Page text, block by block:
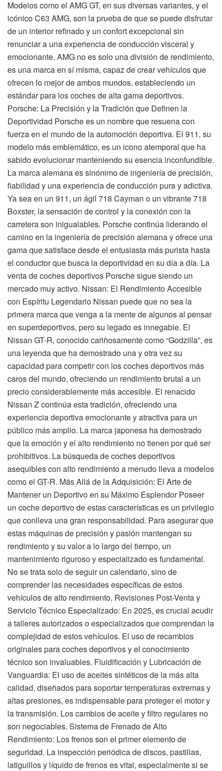
Modelos como el AMG GT, en sus diversas variantes, y el
icónico C63 AMG, son la prueba de que se puede disfrutar
de un interior refinado y un confort excepcional sin
renunciar a una experiencia de conducción visceral y
emocionante. AMG no es solo una división de rendimiento,
es una marca en sí misma, capaz de crear vehículos que
ofrecen lo mejor de ambos mundos, estableciendo un
estándar para los coches de alta gama deportivos.
Porsche: La Precisión y la Tradición que Definen la
Deportividad Porsche es un nombre que resuena con
fuerza en el mundo de la automoción deportiva. El 911, su
modelo más emblemático, es un icono atemporal que ha
sabido evolucionar manteniendo su esencia inconfundible.
La marca alemana es sinónimo de ingeniería de precisión,
fiabilidad y una experiencia de conducción pura y adictiva.
Ya sea en un 911, un ágil 718 Cayman o un vibrante 718
Boxster, la sensación de control y la conexión con la
carretera son inigualables. Porsche continúa liderando el
camino en la ingeniería de precisión alemana y ofrece una
gama que satisface desde el entusiasta más purista hasta
el conductor que busca la deportividad en su día a día. La
venta de coches deportivos Porsche sigue siendo un
mercado muy activo. Nissan: El Rendimiento Accesible
con Espíritu Legendario Nissan puede que no sea la
primera marca que venga a la mente de algunos al pensar
en superdeportivos, pero su legado es innegable. El
Nissan GT-R, conocido cariñosamente como “Godzilla”, es
una leyenda que ha demostrado una y otra vez su
capacidad para competir con los coches deportivos más
caros del mundo, ofreciendo un rendimiento brutal a un
precio considerablemente más accesible. El renacido
Nissan Z continúa esta tradición, ofreciendo una
experiencia deportiva emocionante y atractiva para un
público más amplio. La marca japonesa ha demostrado
que la emoción y el alto rendimiento no tienen por qué ser
prohibitivos. La búsqueda de coches deportivos
asequibles con alto rendimiento a menudo lleva a modelos
como el GT-R. Más Allá de la Adquisición: El Arte de
Mantener un Deportivo en su Máximo Esplendor Poseer
un coche deportivo de estas características es un privilegio
que conlleva una gran responsabilidad. Para asegurar que
estas máquinas de precisión y pasión mantengan su
rendimiento y su valor a lo largo del tiempo, un
mantenimiento riguroso y especializado es fundamental.
No se trata solo de seguir un calendario, sino de
comprender las necesidades específicas de estos
vehículos de alto rendimiento. Revisiones Post-Venta y
Servicio Técnico Especializado: En 2025, es crucial acudir
a talleres autorizados o especializados que comprendan la
complejidad de estos vehículos. El uso de recambios
originales para coches deportivos y el conocimiento
técnico son invaluables. Fluidificación y Lubricación de
Vanguardia: El uso de aceites sintéticos de la más alta
calidad, diseñados para soportar temperaturas extremas y
altas presiones, es indispensable para proteger el motor y
la transmisión. Los cambios de aceite y filtro regulares no
son negociables. Sistema de Frenado de Alto
Rendimiento: Los frenos son el primer elemento de
seguridad. La inspección periódica de discos, pastillas,
latiguillos y líquido de frenos es vital, especialmente si se